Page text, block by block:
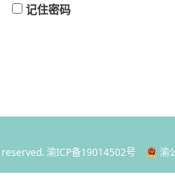
记住密码
渝ICP备19014502号 渝